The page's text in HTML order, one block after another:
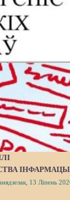
13 Ліпень